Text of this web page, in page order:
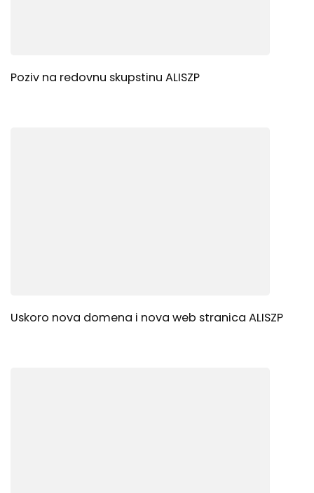
Poziv na redovnu skupstinu ALISZP
Uskoro nova domena i nova web stranica ALISZP